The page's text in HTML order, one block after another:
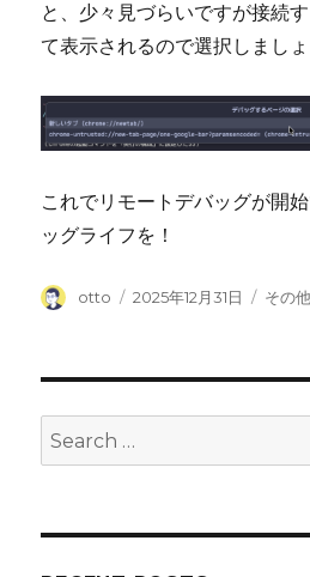
と、少々見づらいですが接続
て表示されるので選択しましょ
これでリモートデバッグが開
ッグライフを！
Author
otto
Posted
2025年12月31日 その他
Search
for: